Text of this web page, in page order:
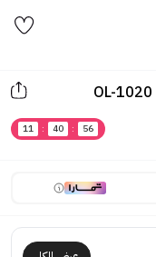
11 : 40 :
56